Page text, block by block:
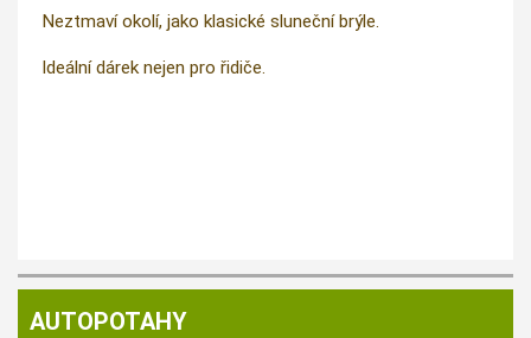
Neztmaví okolí, jako klasické sluneční brýle.
Ideální dárek nejen pro řidiče.
AUTOPOTAHY